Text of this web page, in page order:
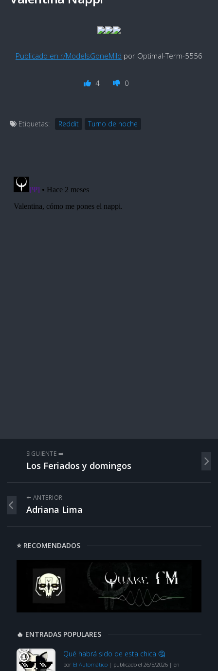
Publicado en r/ModelsGoneMild por Optimal-Term-5556
4 0
Etiquetas: Reddit Turno de noche
SIGUIENTE ➡️
Los Feriados y domingos
⬅️ ANTERIOR
Adriana Lima
⭐ RECOMENDADOS
🔥 ENTRADAS POPULARES
Qué habrá sido de esta chica 🤔
por El Automático| publicado el 26/5/2026| en